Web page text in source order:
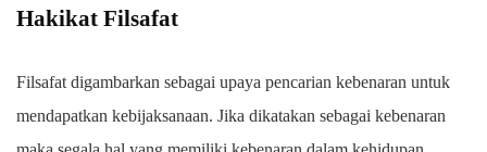
Hakikat Filsafat
Filsafat digambarkan sebagai upaya pencarian kebenaran untuk
mendapatkan kebijaksanaan. Jika dikatakan sebagai kebenaran